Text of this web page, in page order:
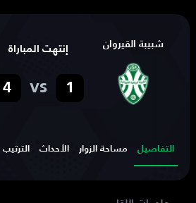
شبيبة القيروان إنتهت المباراة
1
vs
4
التفاصيل مساحة الزوار الأحداث الترتيب